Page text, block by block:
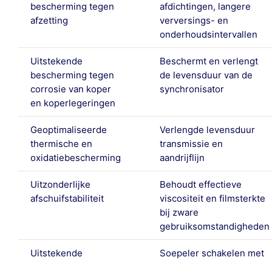
bescherming tegen
afzetting
afdichtingen, langere
verversings- en
onderhoudsintervallen
Uitstekende
bescherming tegen
corrosie van koper
en koperlegeringen
Beschermt en verlengt
de levensduur van de
synchronisator
Geoptimaliseerde
thermische en
oxidatiebescherming
Verlengde levensduur
transmissie en
aandrijflijn
Uitzonderlijke
afschuifstabiliteit
Behoudt effectieve
viscositeit en filmsterkte
bij zware
gebruiksomstandigheden
Uitstekende
Soepeler schakelen met